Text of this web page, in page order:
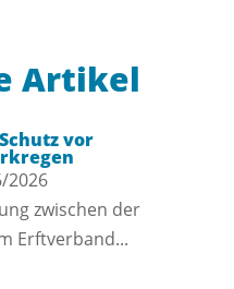
Artikel
vor
2026
zwischen der
Erftverband...